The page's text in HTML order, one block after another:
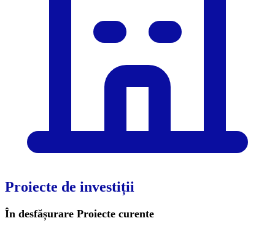
Proiecte de investiții
În desfășurare Proiecte curente